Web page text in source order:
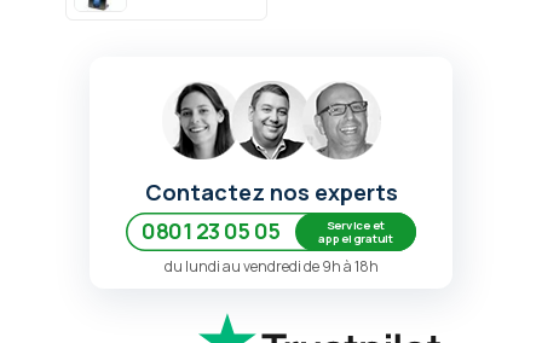
Contactez nos experts
0801 23 05 05
Service et
appel gratuit
du lundi au vendredi de 9h à 18h